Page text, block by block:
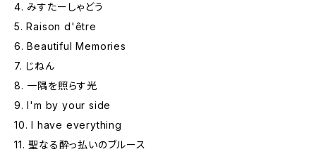
4. みすたーしゃどう
5. Raison d'être
6. Beautiful Memories
7. じねん
8. 一隅を照らす光
9. I'm by your side
10. I have everything
11. 聖なる酔っ払いのブルース